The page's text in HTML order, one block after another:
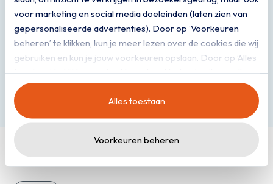
voor marketing en social media doeleinden (laten zien van
gepersonaliseerde advertenties). Door op ‘Voorkeuren
beheren’ te klikken, kun je meer lezen over de cookies die wij
gebruiken en kun je jouw voorkeuren opslaan. Door op ‘Alles
toestaan’ te klikken, ga je akkoord met het gebruik van alle
cookies zoals omschreven in onzeprivacy- en
cookieverklaring
Alles toestaan
Voorkeuren beheren
digitale infrastructuur?
Jesper denkt graag mee over een
cloudomgeving waar je op kunt bouwen.
Plan een gesprek